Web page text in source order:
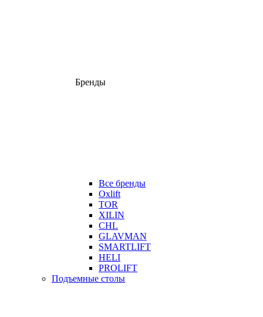
Бренды
Все бренды
Oxlift
TOR
XILIN
CHL
GLAVMAN
SMARTLIFT
HELI
PROLIFT
Подъемные столы